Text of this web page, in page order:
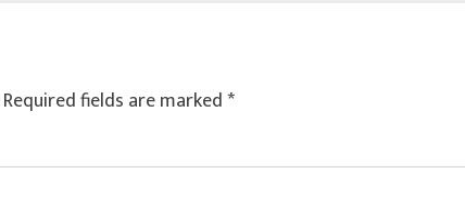
Required fields are marked*